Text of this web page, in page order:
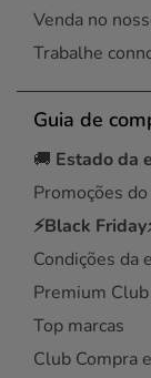
Venda no
Trabalhe
Guia de
🚚 Estado da
Promoções
⚡Black
Condições da
Premium Club
Top marcas
Club Compra